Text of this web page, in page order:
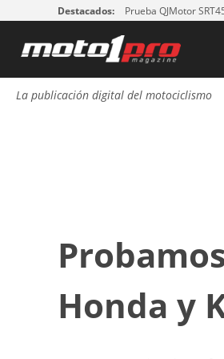
Destacados: Prueba QJMotor
La publicación digital del motociclismo
Honda y